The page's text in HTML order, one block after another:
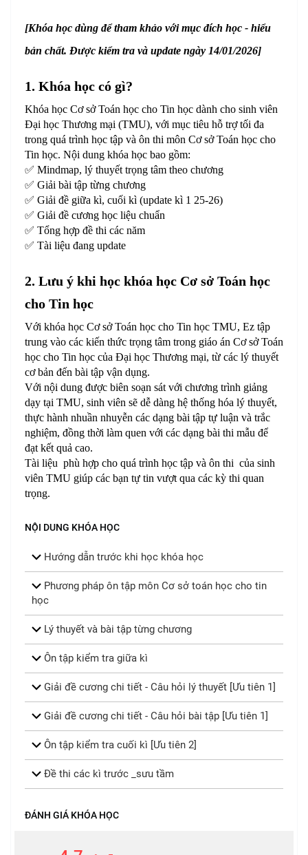
[Khóa học dùng để tham khảo với mục đích học - hiểu
bản chất. Được kiểm tra và update ngày 14/01/2026]
1. Khóa học có gì?
Khóa học Cơ sở Toán học cho Tin học dành cho sinh viên
Đại học Thương mại (TMU), với mục tiêu hỗ trợ tối đa
trong quá trình học tập và ôn thi môn Cơ sở Toán học cho
Tin học. Nội dung khóa học bao gồm:
✅ Mindmap, lý thuyết trọng tâm theo chương
✅ Giải bài tập từng chương
✅ Giải đề giữa kì, cuối kì (update kì 1 25-26)
✅ Giải đề cương học liệu chuẩn
✅ Tổng hợp đề thi các năm
✅ Tài liệu đang update
2. Lưu ý khi học khóa học Cơ sở Toán học
cho Tin học
Với khóa học Cơ sở Toán học cho Tin học TMU, Ez tập
trung vào các kiến thức trọng tâm trong giáo án Cơ sở Toán
học cho Tin học của Đại học Thương mại, từ các lý thuyết
cơ bản đến bài tập vận dụng.
Với nội dung được biên soạn sát với chương trình giảng
dạy tại TMU, sinh viên sẽ dễ dàng hệ thống hóa lý thuyết,
thực hành nhuần nhuyễn các dạng bài tập tự luận và trắc
nghiệm, đồng thời làm quen với các dạng bài thi mẫu để
đạt kết quả cao.
Tài liệu phù hợp cho quá trình học tập và ôn thi của sinh
viên TMU giúp các bạn tự tin vượt qua các kỳ thi quan
trọng.
NỘI DUNG KHÓA HỌC
Hướng dẫn trước khi học khóa học
Phương pháp ôn tập môn Cơ sở toán học cho tin
học
Lý thuyết và bài tập từng chương
Ôn tập kiểm tra giữa kì
Giải đề cương chi tiết - Câu hỏi lý thuyết [Ưu tiên 1]
Giải đề cương chi tiết - Câu hỏi bài tập [Ưu tiên 1]
Ôn tập kiểm tra cuối kì [Ưu tiên 2]
Đề thi các kì trước _sưu tầm
ĐÁNH GIÁ KHÓA HỌC